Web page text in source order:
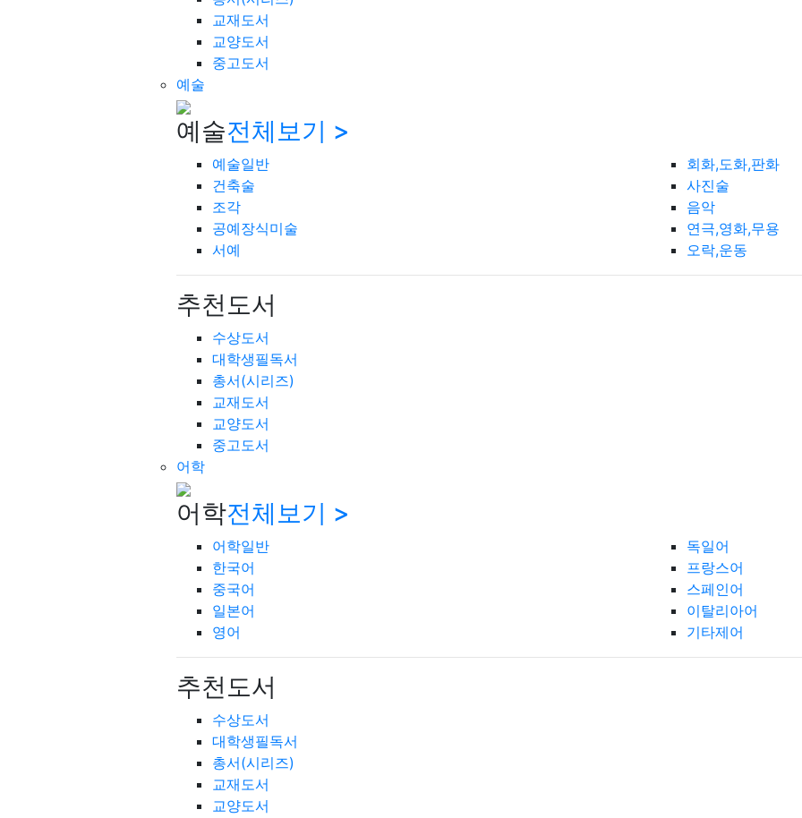
교재도서
교양도서
중고도서
예술
예술전체보기 >
예술일반
건축술
조각
공예장식미술
서예
회화,도화,판화
사진술
음악
연극,영화,무용
오락,운동
추천도서
수상도서
대학생필독서
총서(시리즈)
교재도서
교양도서
중고도서
어학
어학전체보기 >
어학일반
한국어
중국어
일본어
영어
독일어
프랑스어
스페인어
이탈리아어
기타제어
추천도서
수상도서
대학생필독서
총서(시리즈)
교재도서
교양도서